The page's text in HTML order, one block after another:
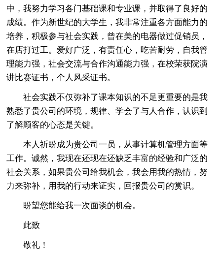
中，我努力学习各门基础课和专业课，并取得了良好的
成绩。作为新世纪的大学生，我非常注重各方面能力的
培养，积极参与社会实践，曾在美的电器做过促销员，
在店打过工。爱好广泛，有责任心，吃苦耐劳，自我管
理能力强，社会交流与合作沟通能力强，在校荣获院演
讲比赛证书，个人风采证书。
社会实践不仅弥补了课本知识的不足更重要的是我
熟悉了贵公司的环境，规律、学会了与人合作，认识到
了解顾客的心态是关键。
本人祈盼成为贵公司一员，从事计算机管理方面等
工作。诚然，我现在还现在还缺乏丰富的经验和广泛的
社会关系，如果贵公司给我机会，我会用我的热情，努
力来弥补，用我的行动来证实，回报贵公司的赏识。
盼望您能给我一次面谈的机会。
此致
敬礼！